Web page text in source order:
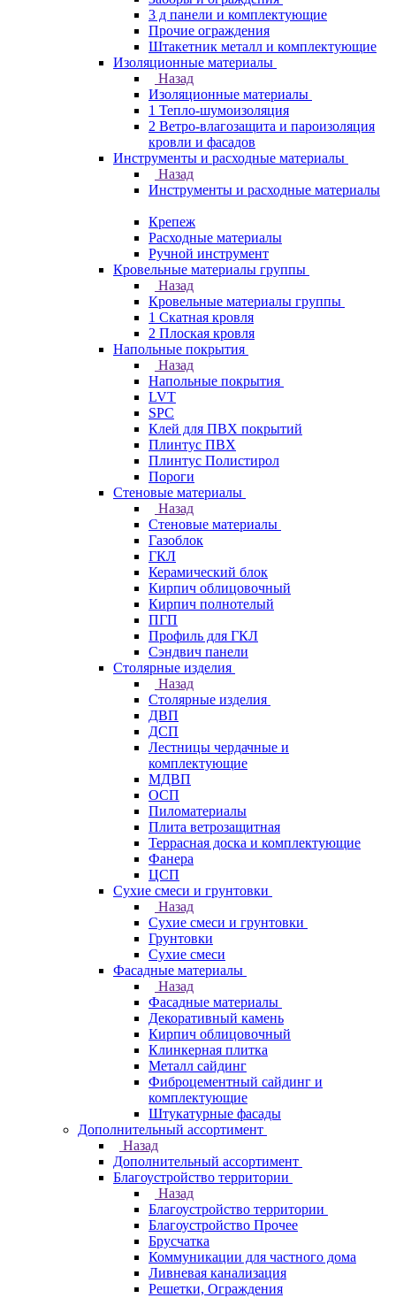
3 д панели и комплектующие
Прочие ограждения
Штакетник металл и комплектующие
Изоляционные материалы
Назад
Изоляционные материалы
1 Тепло-шумоизоляция
2 Ветро-влагозащита и пароизоляция
кровли и фасадов
Инструменты и расходные материалы
Назад
Инструменты и расходные материалы
Крепеж
Расходные материалы
Ручной инструмент
Кровельные материалы группы
Назад
Кровельные материалы группы
1 Скатная кровля
2 Плоская кровля
Напольные покрытия
Назад
Напольные покрытия
LVT
SPC
Клей для ПВХ покрытий
Плинтус ПВХ
Плинтус Полистирол
Пороги
Стеновые материалы
Назад
Стеновые материалы
Газоблок
ГКЛ
Керамический блок
Кирпич облицовочный
Кирпич полнотелый
ПГП
Профиль для ГКЛ
Сэндвич панели
Столярные изделия
Назад
Столярные изделия
ДВП
ДСП
Лестницы чердачные и
комплектующие
МДВП
ОСП
Пиломатериалы
Плита ветрозащитная
Террасная доска и комплектующие
Фанера
ЦСП
Сухие смеси и грунтовки
Назад
Сухие смеси и грунтовки
Грунтовки
Сухие смеси
Фасадные материалы
Назад
Фасадные материалы
Декоративный камень
Кирпич облицовочный
Клинкерная плитка
Металл сайдинг
Фиброцементный сайдинг и
комплектующие
Штукатурные фасады
Дополнительный ассортимент
Назад
Дополнительный ассортимент
Благоустройство территории
Назад
Благоустройство территории
Благоустройство Прочее
Брусчатка
Коммуникации для частного дома
Ливневая канализация
Решетки, Ограждения